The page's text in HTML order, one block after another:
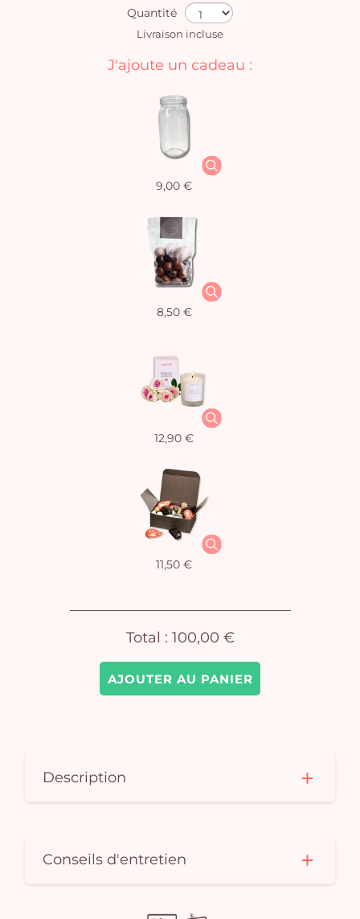
Quantité
Livraison incluse
AJOUTER AU PANIER
J'ajoute un cadeau :
9,00 €
8,50 €
12,90 €
11,50 €
Total : 100,00 €
Description
Conseils d'entretien